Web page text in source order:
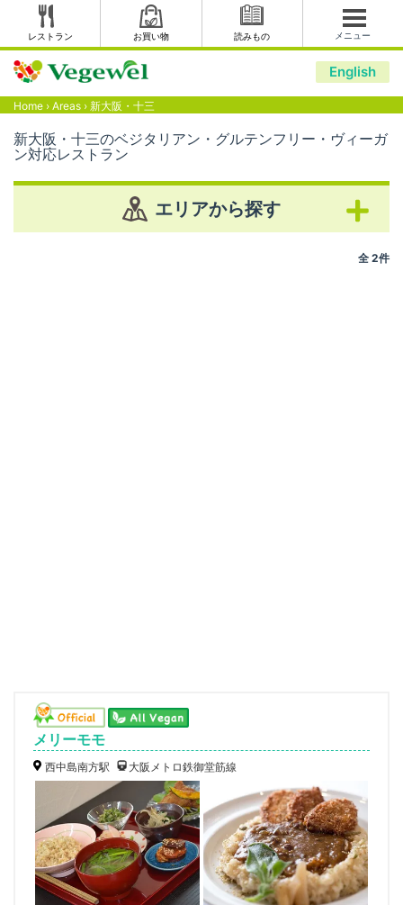
レストラン お買い物 読みもの メニュー
English
Home › Areas › 新大阪・十三
新大阪・十三のベジタリアン・グルテンフリー・ヴィーガ
ン対応レストラン
エリアから探す
全 2件
メリーモモ
西中島南方駅 大阪メトロ鉄御堂筋線